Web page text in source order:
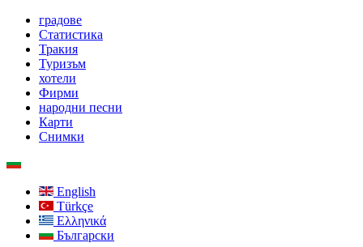
градове
Статистика
Тракия
Туризъм
хотели
Фирми
народни песни
Карти
Снимки
English
Türkçe
Ελληνικά
Български